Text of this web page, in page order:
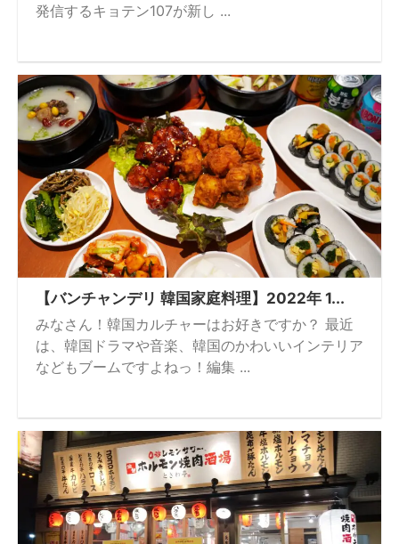
発信するキョテン107が新し ...
【バンチャンデリ 韓国家庭料理】2022年 1...
みなさん！韓国カルチャーはお好きですか？ 最近
は、韓国ドラマや音楽、韓国のかわいいインテリア
などもブームですよねっ！編集 ...